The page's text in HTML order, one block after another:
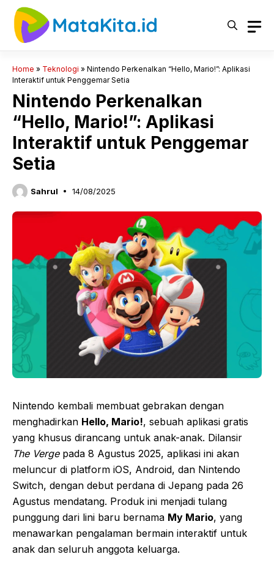
Langsung
Home » Teknologi » Nintendo Perkenalkan “Hello, Mario!”: Aplikasi
Interaktif untuk Penggemar Setia
Nintendo Perkenalkan
“Hello, Mario!”: Aplikasi
Interaktif untuk Penggemar
Setia
Sahrul 14/08/2025
Nintendo kembali membuat gebrakan dengan
menghadirkan Hello, Mario!, sebuah aplikasi gratis
yang khusus dirancang untuk anak-anak. Dilansir
The Vergepada 8 Agustus 2025, aplikasi ini akan
meluncur di platform iOS, Android, dan Nintendo
Switch, dengan debut perdana di Jepang pada 26
Agustus mendatang. Produk ini menjadi tulang
punggung dari lini baru bernama My Mario, yang
menawarkan pengalaman bermain interaktif untuk
anak dan seluruh anggota keluarga.